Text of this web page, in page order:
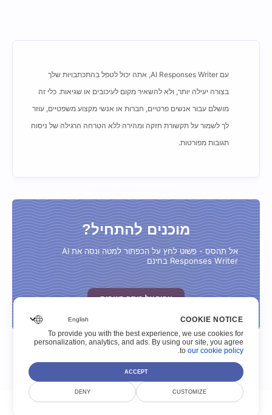
עם AI Responses Writer, אתה יכול לטפל בהתכתבויות שלך
בצורה יעילה יותר, ולא להשאיר מקום לעיכובים או שגיאות. כלי זה
מושלם עבור אנשים פרטיים, חברות או אנשי מקצוע משפטיים, עוזר
לך לשמור על תקשורת חזקה ומהירה ללא הטרחה הרגילה של ניסוח
תגובות מפורטות.
מוכנים להתחיל?
אל תהסס - פשוט לחץ על הכפתור למטה ונסה את AI
Responses Writer בחינם
עבור אל כותב תגובות
© Scoutize Pty Ltd 2026. כל הזכויות שמורות.
COOKIE NOTICE
To provide you with the best experience, we use cookies for
personalization, analytics, and ads. By using our site, you agree
to our cookie policy
.
ACCEPT
CUSTOMIZE
DENY